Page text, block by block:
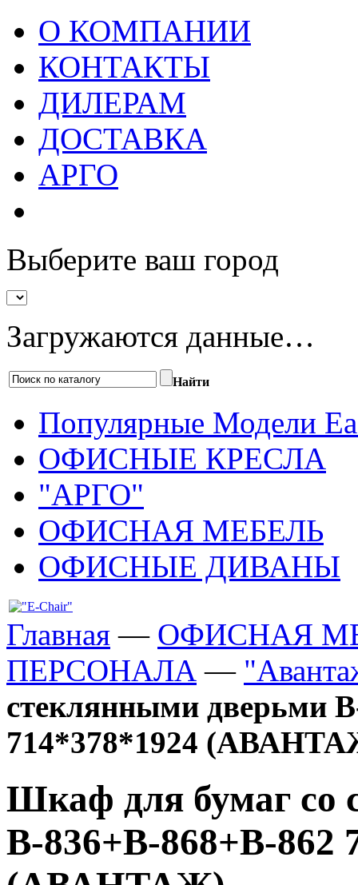
О КОМПАНИИ
КОНТАКТЫ
ДИЛЕРАМ
ДОСТАВКА
АРГО
Выберите ваш город
Загружаются данные…
Найти
Популярные Модели
ОФИСНЫЕ КРЕСЛА
"АРГО"
ОФИСНАЯ МЕБЕЛЬ
ОФИСНЫЕ ДИВАНЫ
Главная — ОФИСНАЯ
ПЕРСОНАЛА —
стеклянными дверьми
714*378*1924
Шкаф для бумаг со
В-836+В-868+В-862